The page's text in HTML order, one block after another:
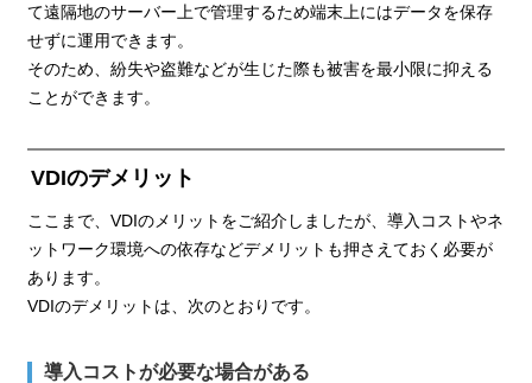
て遠隔地のサーバー上で管理するため端末上にはデータを保存
せずに運用できます。
そのため、紛失や盗難などが生じた際も被害を最小限に抑える
ことができます。
VDIのデメリット
ここまで、VDIのメリットをご紹介しましたが、導入コストやネ
ットワーク環境への依存などデメリットも押さえておく必要が
あります。
VDIのデメリットは、次のとおりです。
導入コストが必要な場合がある